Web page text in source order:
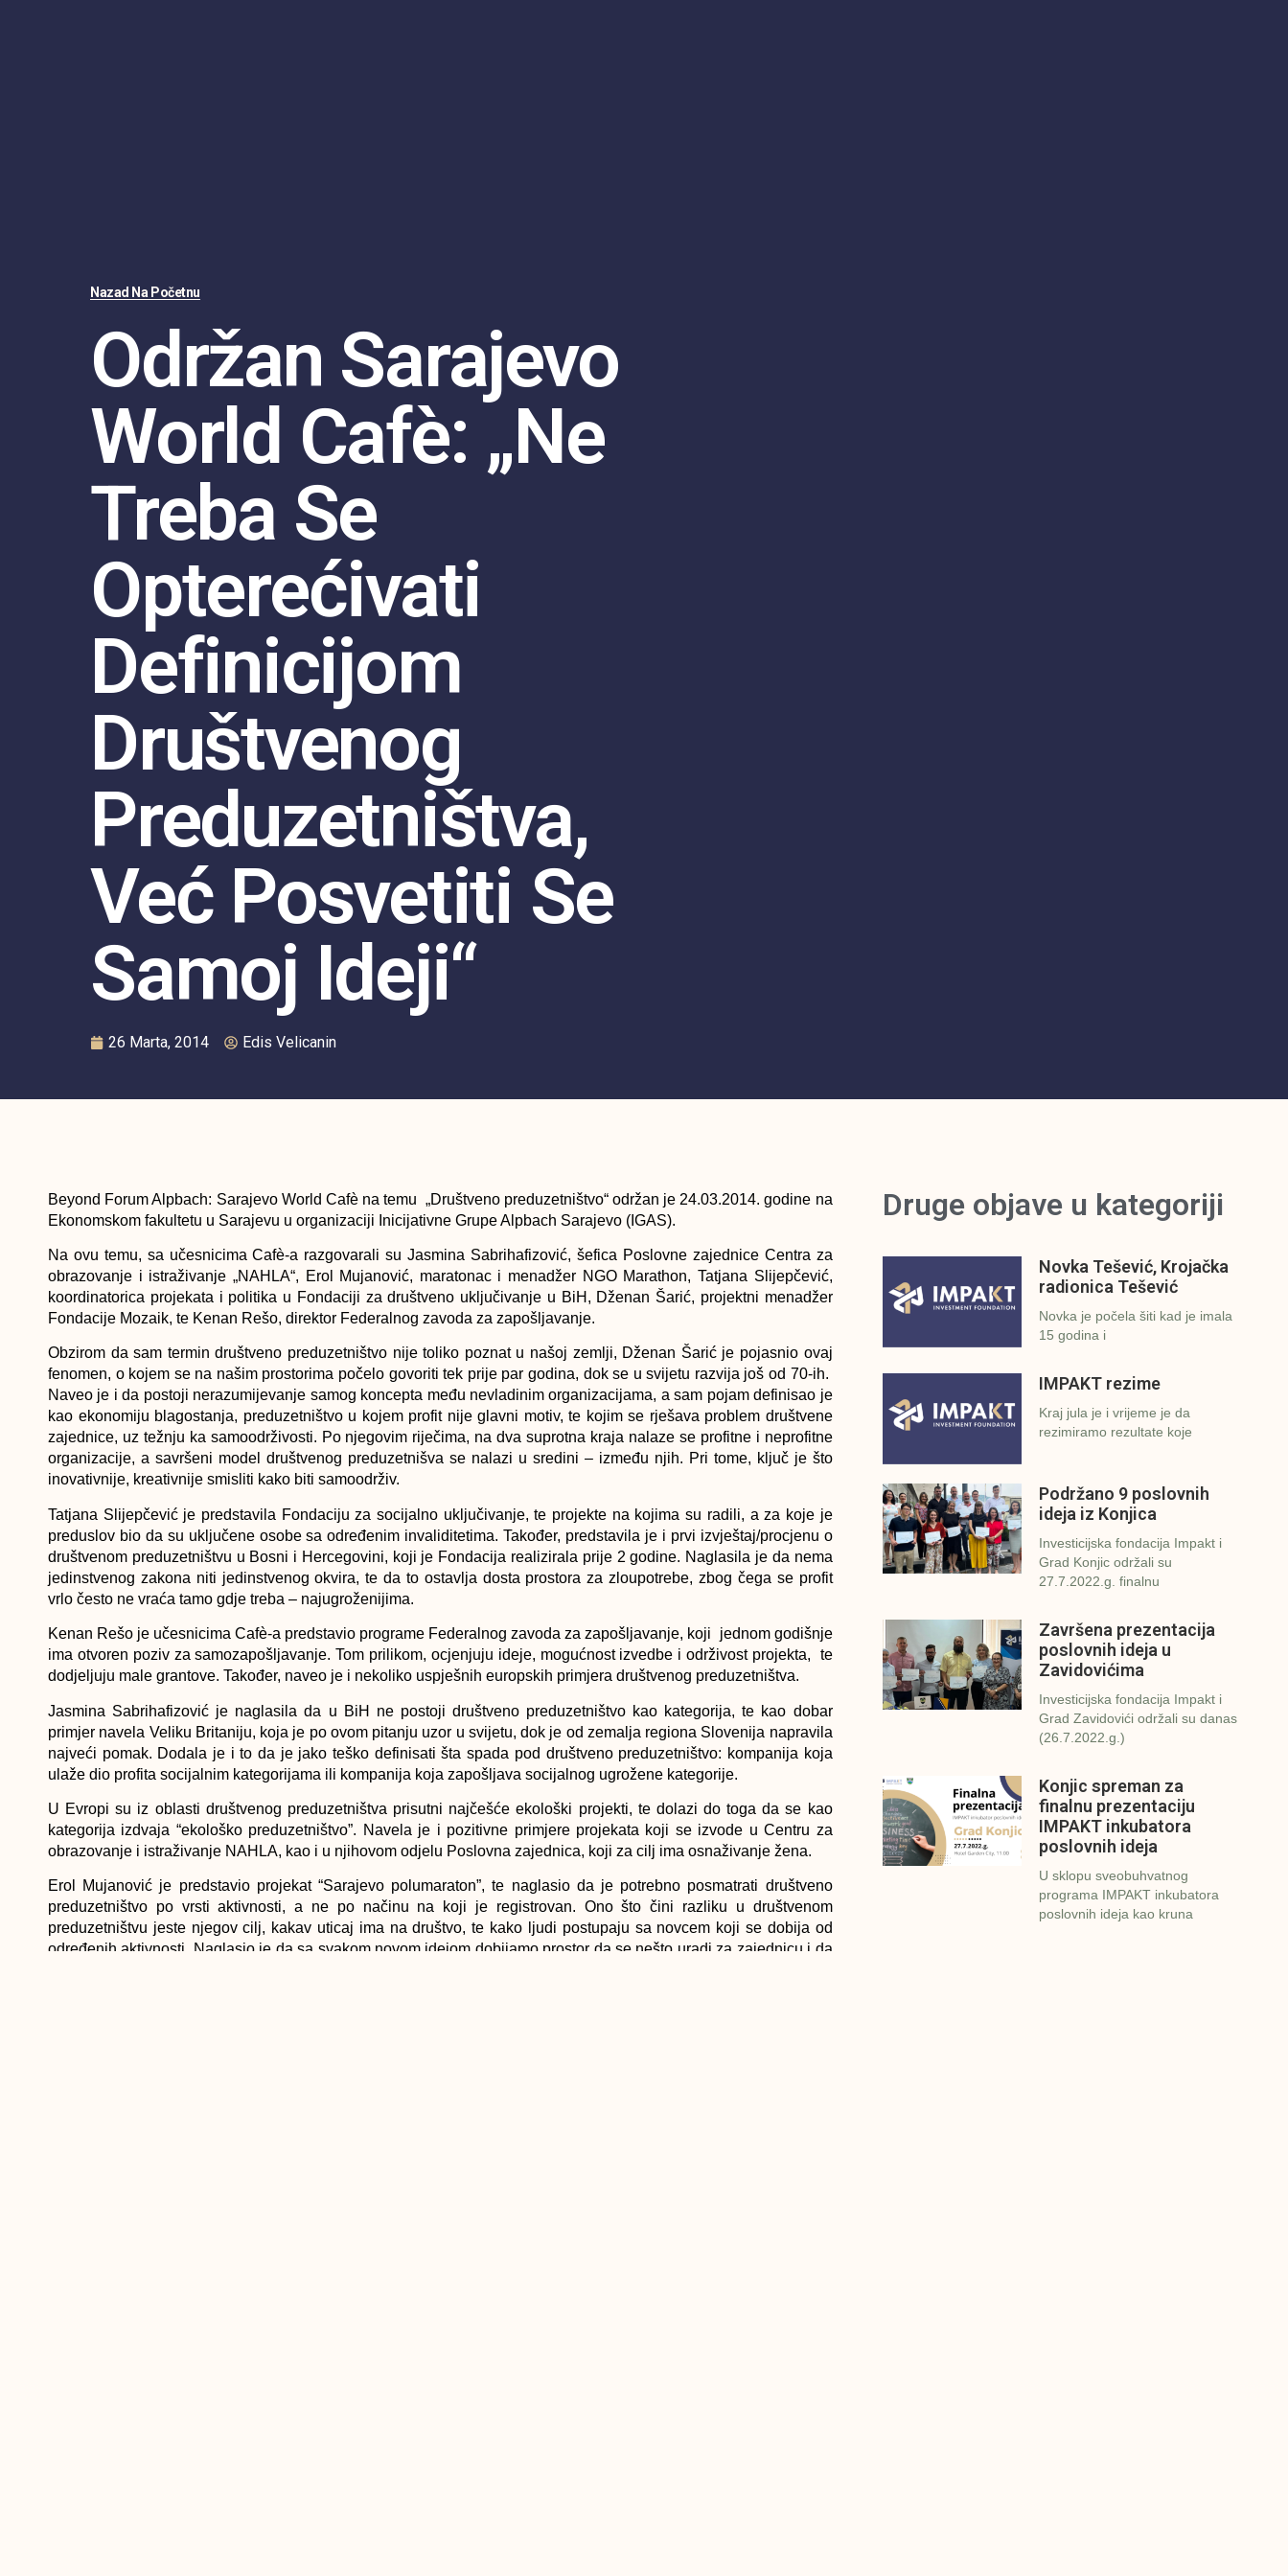
Nazad Na Početnu
Održan Sarajevo
World Cafè: „Ne
Treba Se
Opterećivati
Definicijom
Društvenog
Preduzetništva,
Već Posvetiti Se
Samoj Ideji“
26 Marta, 2014 Edis Velicanin
Beyond Forum Alpbach: Sarajevo World Cafè na temu „Društveno preduzetništvo“ održan je 24.03.2014. godine na
Ekonomskom fakultetu u Sarajevu u organizaciji Inicijativne Grupe Alpbach Sarajevo (IGAS).
Na ovu temu, sa učesnicima Cafè-a razgovarali su Jasmina Sabrihafizović, šefica Poslovne zajednice Centra za
obrazovanje i istraživanje „NAHLA“, Erol Mujanović, maratonac i menadžer NGO Marathon, Tatjana Slijepčević,
koordinatorica projekata i politika u Fondaciji za društveno uključivanje u BiH, Dženan Šarić, projektni menadžer
Fondacije Mozaik, te Kenan Rešo, direktor Federalnog zavoda za zapošljavanje.
Obzirom da sam termin društveno preduzetništvo nije toliko poznat u našoj zemlji, Dženan Šarić je pojasnio ovaj
fenomen, o kojem se na našim prostorima počelo govoriti tek prije par godina, dok se u svijetu razvija još od 70-ih.
Naveo je i da postoji nerazumijevanje samog koncepta među nevladinim organizacijama, a sam pojam definisao je
kao ekonomiju blagostanja, preduzetništvo u kojem profit nije glavni motiv, te kojim se rješava problem društvene
zajednice, uz težnju ka samoodrživosti. Po njegovim riječima, na dva suprotna kraja nalaze se profitne i neprofitne
organizacije, a savršeni model društvenog preduzetnišva se nalazi u sredini – između njih. Pri tome, ključ je što
inovativnije, kreativnije smisliti kako biti samoodrživ.
Tatjana Slijepčević je predstavila Fondaciju za socijalno uključivanje, te projekte na kojima su radili, a za koje je
preduslov bio da su uključene osobe sa određenim invaliditetima. Također, predstavila je i prvi izvještaj/procjenu o
društvenom preduzetništvu u Bosni i Hercegovini, koji je Fondacija realizirala prije 2 godine. Naglasila je da nema
jedinstvenog zakona niti jedinstvenog okvira, te da to ostavlja dosta prostora za zloupotrebe, zbog čega se profit
vrlo često ne vraća tamo gdje treba – najugroženijima.
Kenan Rešo je učesnicima Cafè-a predstavio programe Federalnog zavoda za zapošljavanje, koji jednom godišnje
ima otvoren poziv za samozapošljavanje. Tom prilikom, ocjenjuju ideje, mogućnost izvedbe i održivost projekta, te
dodjeljuju male grantove. Također, naveo je i nekoliko uspješnih europskih primjera društvenog preduzetništva.
Jasmina Sabrihafizović je naglasila da u BiH ne postoji društveno preduzetništvo kao kategorija, te kao dobar
primjer navela Veliku Britaniju, koja je po ovom pitanju uzor u svijetu, dok je od zemalja regiona Slovenija napravila
najveći pomak. Dodala je i to da je jako teško definisati šta spada pod društveno preduzetništvo: kompanija koja
ulaže dio profita socijalnim kategorijama ili kompanija koja zapošljava socijalnog ugrožene kategorije.
U Evropi su iz oblasti društvenog preduzetništva prisutni najčešće ekološki projekti, te dolazi do toga da se kao
kategorija izdvaja “ekološko preduzetništvo”. Navela je i pozitivne primjere projekata koji se izvode u Centru za
obrazovanje i istraživanje NAHLA, kao i u njihovom odjelu Poslovna zajednica, koji za cilj ima osnaživanje žena.
Erol Mujanović je predstavio projekat “Sarajevo polumaraton”, te naglasio da je potrebno posmatrati društveno
preduzetništvo po vrsti aktivnosti, a ne po načinu na koji je registrovan. Ono što čini razliku u društvenom
preduzetništvu jeste njegov cilj, kakav uticaj ima na društvo, te kako ljudi postupaju sa novcem koji se dobija od
određenih aktivnosti. Naglasio je da sa svakom novom idejom dobijamo prostor da se nešto uradi za zajednicu i da
Druge objave u kategoriji
Novka Tešević, Krojačka
radionica Tešević
Novka je počela šiti kad je imala
15 godina i
IMPAKT rezime
Kraj jula je i vrijeme je da
rezimiramo rezultate koje
Podržano 9 poslovnih
ideja iz Konjica
Investicijska fondacija Impakt i
Grad Konjic održali su
27.7.2022.g. finalnu
Završena prezentacija
poslovnih ideja u
Zavidovićima
Investicijska fondacija Impakt i
Grad Zavidovići održali su danas
(26.7.2022.g.)
Konjic spreman za
finalnu prezentaciju
IMPAKT inkubatora
poslovnih ideja
U sklopu sveobuhvatnog
programa IMPAKT inkubatora
poslovnih ideja kao kruna